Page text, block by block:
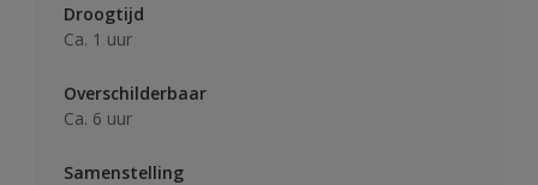
Droogtijd
Ca. 1 uur
Overschilderbaar
Ca. 6 uur
Samenstelling